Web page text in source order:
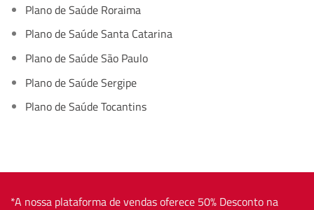
Plano de Saúde Roraima
Plano de Saúde Santa Catarina
Plano de Saúde São Paulo
Plano de Saúde Sergipe
Plano de Saúde Tocantins
*A nossa plataforma de vendas oferece 50% Desconto na